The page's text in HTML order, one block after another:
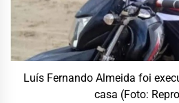
Luís Fernando Almeida foi
casa (Foto: